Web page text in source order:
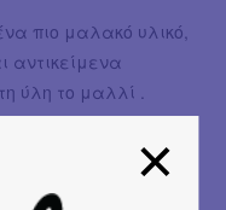
πιο μαλακό υλικό,
αντικείμενα
ύλη το μαλλί .
SKOUMOKY στο